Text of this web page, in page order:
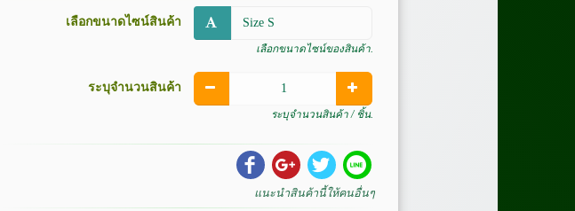
เลือกขนาดไซน์สินค้า
เลือกขนาดไซน์ของสินค้า.
ระบุจำนวนสินค้า
ระบุจำนวนสินค้า / ชิ้น.
ShareShareShareShare
แนะนำสินค้านี้ให้คนอื่นๆ